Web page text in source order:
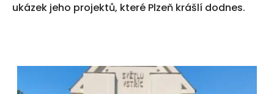
ukázek jeho projektů, které Plzeň krášlí dodnes.